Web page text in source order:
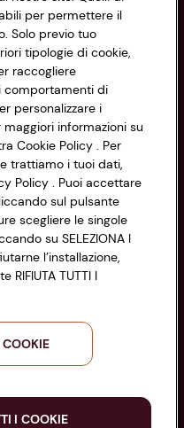
per permettere il
Solo previo tuo
tipologie di cookie,
raccogliere
comportamenti di
personalizzare i
informazioni su
Cookie Policy . Per
trattiamo i tuoi dati,
Policy . Puoi accettare
sul pulsante
scegliere le singole
su SELEZIONA I
l’installazione,
TUTTI I
I COOKIE